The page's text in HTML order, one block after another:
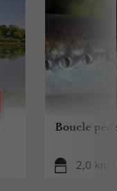
Boucle
2,0 km